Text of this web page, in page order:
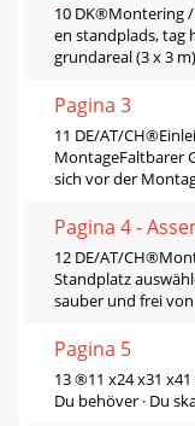
10 DK®Montering
en standplads, tag
grundareal (3 x 3
Pagina 3
11 DE/AT/
MontageFaltbarer
sich vor der
Pagina 4 -
12 DE/AT/
Standplatz
sauber und frei
Pagina 5
13 ®11 x24 x31 x41
Du behöver · Du